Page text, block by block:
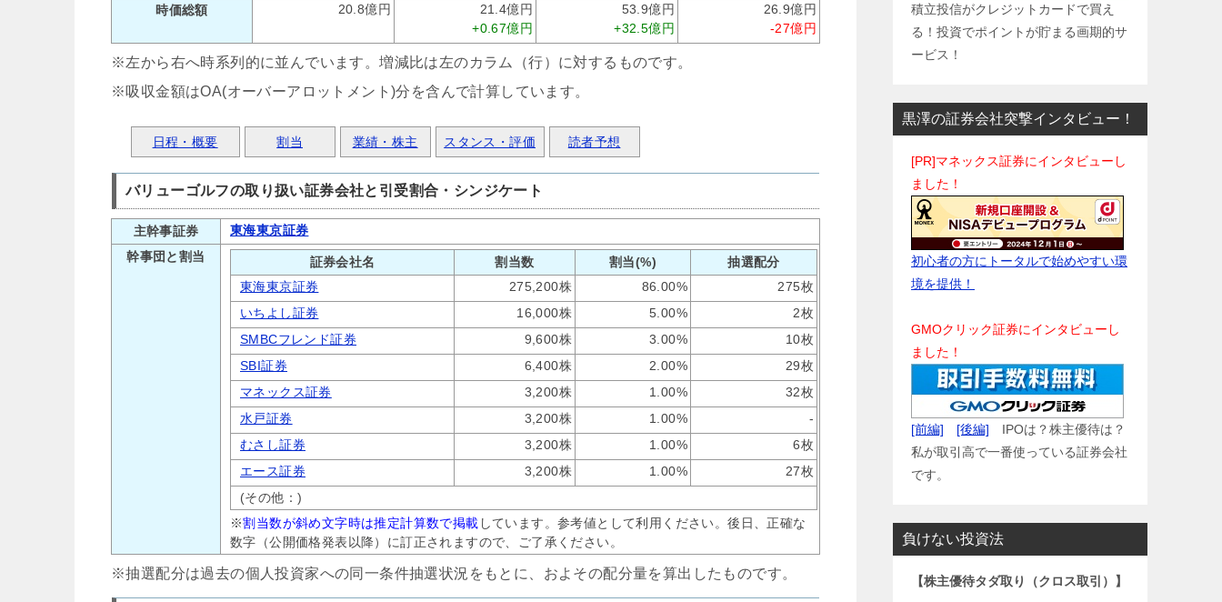
時価総額
20.8億円
21.4億円
+0.67億円
53.9億円
+32.5億円
26.9億円
-27億円
※左から右へ時系列的に並んでいます。増減比は左のカラム（行）に対するものです。
※吸収金額はOA(オーバーアロットメント)分を含んで計算しています。
日程・概要 割当 業績・株主 スタンス・評価 読者予想
バリューゴルフの取り扱い証券会社と引受割合・シンジケート
主幹事証券
東海東京証券
幹事団と割当
証券会社名 割当数 割当(%)
抽選配分
東海東京証券
275,200株 86.00%
275枚
いちよし証券
16,000株 5.00%
2枚
SMBCフレンド証券
9,600株 3.00%
10枚
SBI証券
6,400株 2.00%
29枚
マネックス証券
3,200株 1.00%
32枚
水戸証券
3,200株 1.00%
-
むさし証券
3,200株 1.00%
6枚
エース証券
3,200株 1.00%
27枚
(その他：)
※割当数が斜め文字時は推定計算数で掲載 しています。参考値として利用ください。後日、正確な
数字（公開価格発表以降）に訂正されますので、ご了承ください。
※抽選配分は過去の個人投資家への同一条件抽選状況をもとに、およその配分量を算出したものです。
積立投信がクレジットカードで買え
る！投資でポイントが貯まる画期的サ
ービス！
黒澤の証券会社突撃インタビュー！
[PR]マネックス証券にインタビューし
ました！
初心者の方にトータルで始めやすい環
境を提供！
GMOクリック証券にインタビューし
ました！
[前編] [後編] IPOは？株主優待は？
私が取引高で一番使っている証券会社
です。
負けない投資法
【株主優待タダ取り（クロス取引）】